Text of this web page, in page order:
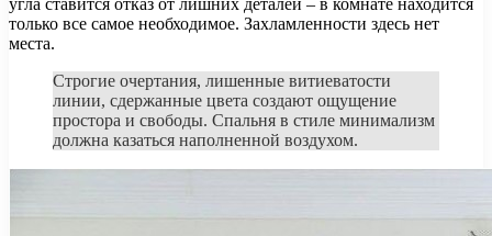
угла ставится отказ от лишних деталей – в комнате находится
только все самое необходимое. Захламленности здесь нет
места.
Строгие очертания, лишенные витиеватости
линии, сдержанные цвета создают ощущение
простора и свободы. Спальня в стиле минимализм
должна казаться наполненной воздухом.